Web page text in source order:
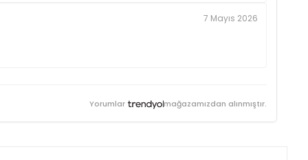
7 Mayıs 2026
Yorumlar mağazamızdan alınmıştır.